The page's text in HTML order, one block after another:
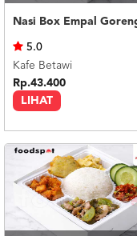
Nasi Box Empal
LIHAT
5.0
Kafe Betawi
Rp.43.400